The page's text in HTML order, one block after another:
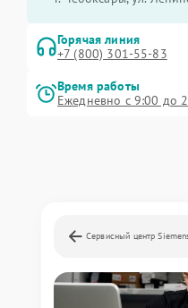
Горячая линия
+7 (800) 301-55-83
Время работы
Ежедневно с 9:00 до
Сервисный центр